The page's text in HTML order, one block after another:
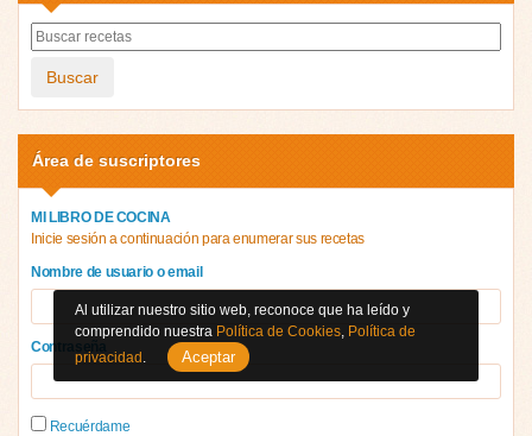
Buscar
Área de suscriptores
MI LIBRO DE COCINA
Inicie sesión a continuación para enumerar sus recetas
Nombre de usuario o email
Contraseña
Recuérdame
Al utilizar nuestro sitio web, reconoce que ha leído y
comprendido nuestra Política de Cookies Política de
privacidad
Aceptar